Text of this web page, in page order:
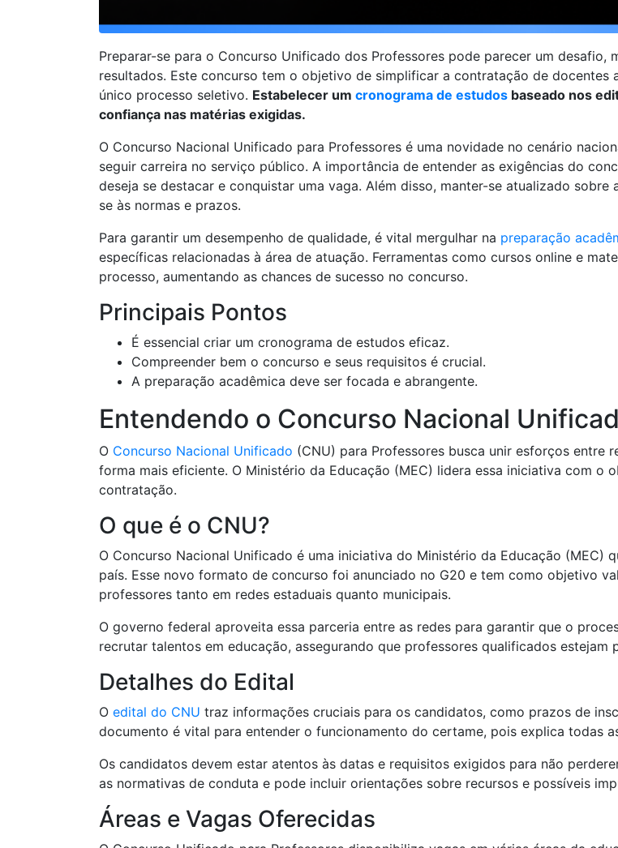
Preparar-se para o Concurso Unificado dos Professores pode parecer um
resultados. Este concurso tem o objetivo de simplificar a contratação de docentes
único processo seletivo. Estabelecer um cronograma de estudos baseado nos
confiança nas matérias exigidas.
O Concurso Nacional Unificado para Professores é uma novidade no cenário
seguir carreira no serviço público. A importância de entender as exigências do
deseja se destacar e conquistar uma vaga. Além disso, manter-se atualizado
se às normas e prazos.
Para garantir um desempenho de qualidade, é vital mergulhar na preparação
específicas relacionadas à área de atuação. Ferramentas como cursos online e
processo, aumentando as chances de sucesso no concurso.
Principais Pontos
É essencial criar um cronograma de estudos eficaz.
Compreender bem o concurso e seus requisitos é crucial.
A preparação acadêmica deve ser focada e abrangente.
Entendendo o Concurso Nacional
O Concurso Nacional Unificado (CNU) para Professores busca unir esforços entre
forma mais eficiente. O Ministério da Educação (MEC) lidera essa iniciativa com o
contratação.
O que é o CNU?
O Concurso Nacional Unificado é uma iniciativa do Ministério da Educação (MEC)
país. Esse novo formato de concurso foi anunciado no G20 e tem como objetivo
professores tanto em redes estaduais quanto municipais.
O governo federal aproveita essa parceria entre as redes para garantir que o
recrutar talentos em educação, assegurando que professores qualificados
Detalhes do Edital
O edital do CNU traz informações cruciais para os candidatos, como prazos de
documento é vital para entender o funcionamento do certame, pois explica todas
Os candidatos devem estar atentos às datas e requisitos exigidos para não
as normativas de conduta e pode incluir orientações sobre recursos e possíveis
Áreas e Vagas Oferecidas